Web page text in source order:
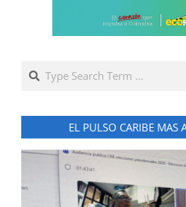
Search
EL PULSO CARIBE MAS